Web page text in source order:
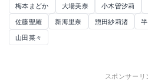
梅本まどか
大場美奈 小木曽汐莉
佐藤聖羅
新海里奈 惣田紗莉渚
山田菜々
スポンサーリ